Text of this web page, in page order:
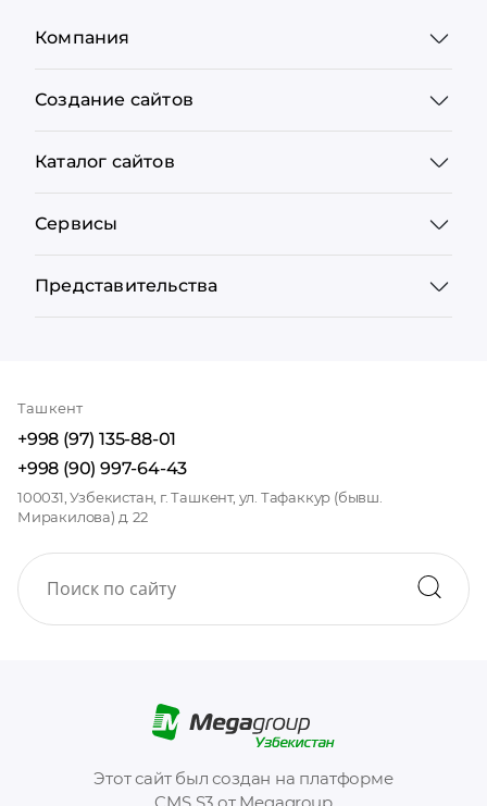
Этот сайт был создан на платформе
Компания
Создание сайтов
Каталог сайтов
Сервисы
Представительства
Ташкент
+998 (97) 135-88-01
+998 (90) 997-64-43
100031, Узбекистан, г. Ташкент, ул. Тафаккур (бывш.
Миракилова) д. 22